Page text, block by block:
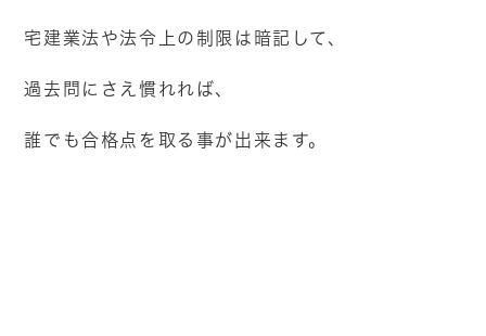
宅建業法や法令上の制限は暗記して、
過去問にさえ慣れれば、
誰でも合格点を取る事が出来ます。